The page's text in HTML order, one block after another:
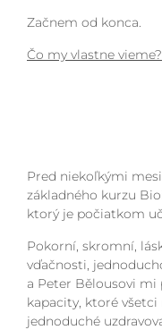
Začnem od konca.
Čo my vlastne vieme?
Pred niekoľkými
základného kurzu
ktorý je počiatkom
Pokorní, skromní,
vďačnosti,
a Peter Bělousovi
kapacity, ktoré všetci
jednoduché